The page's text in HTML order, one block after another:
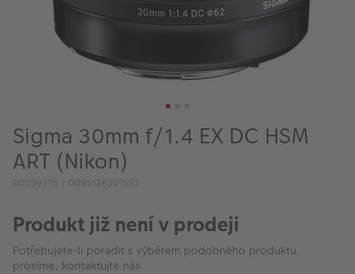
FOTOALBA
VÝPRODEJ
Fotoprodukty
Sigma 30mm f/1.4 EX DC HSM
ART (Nikon)
80039373 / 0085126301552
Produkt již není v prodeji
Potřebujete-li poradit s výběrem podobného produktu,
prosíme, kontaktujte nás.